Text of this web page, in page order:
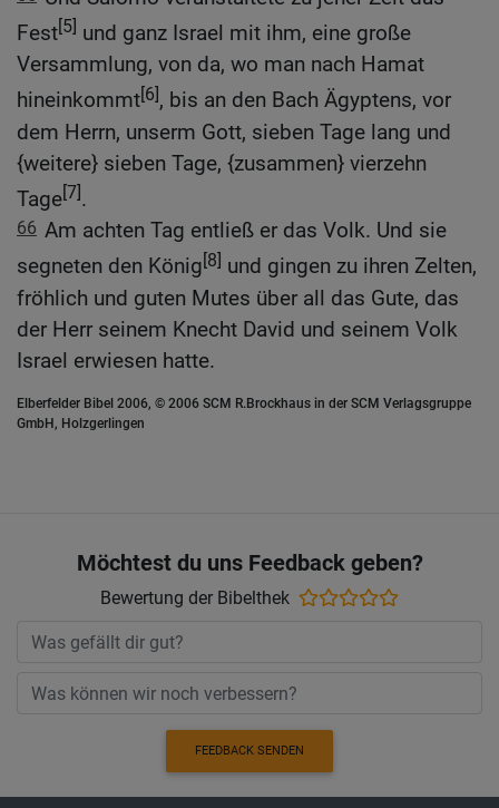
Fest[5] und ganz Israel mit ihm, eine große
Versammlung, von da, wo man nach Hamat
hineinkommt[6], bis an den Bach Ägyptens, vor
dem Herrn, unserm Gott, sieben Tage lang und
{weitere} sieben Tage, {zusammen} vierzehn
Tage[7].
66 Am achten Tag entließ er das Volk. Und sie
segneten den König[8] und gingen zu ihren Zelten,
fröhlich und guten Mutes über all das Gute, das
der Herr seinem Knecht David und seinem Volk
Israel erwiesen hatte.
Elberfelder Bibel 2006, © 2006 SCM R.Brockhaus in der SCM Verlagsgruppe
GmbH, Holzgerlingen
Möchtest du uns Feedback geben?
Bewertung der Bibelthek
FEEDBACK SENDEN